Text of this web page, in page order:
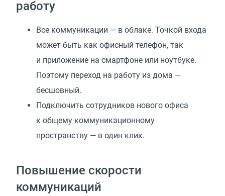
работу
Все коммуникации — в облаке. Точкой входа
может быть как офисный телефон, так
и приложение на смартфоне или ноутбуке.
Поэтому переход на работу из дома —
бесшовный.
Подключить сотрудников нового офиса
к общему коммуникационному
пространству — в один клик.
Повышение скорости
коммуникаций